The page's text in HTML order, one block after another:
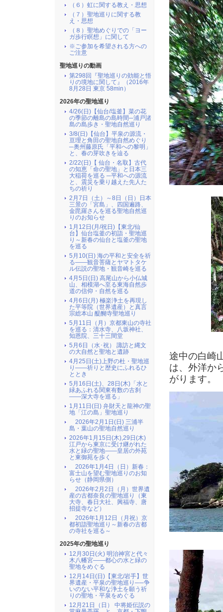
途中の白崎
は、外洋か
がります。
（６）虹に関する教え・思想
（７）聖地巡りに関する教
え・思想
（８）聖地めぐりでの「ヨー
ガ歩行瞑想」に関して
※ご参加を希望される方への
ご注意
聖地巡りの動画
第298回『聖地巡りの効能と悟
りの境地に関して』（2016年
8月28日 東京 58min）
2026年の聖地巡り
4/26(日)【仙台/塩釜】菜の花
の季節の離島の島時間─浦戸諸
島の島歩き・聖地自然巡り
3/8(日)【仙台】平泉の源流・
亘理と角田の聖地自然めぐり
─奥州藤原氏「平和への黎明」
と、春の芽吹きを辿る
2/22(日)【 仙台・名取】古代
の知恵「命の聖地」と日本三
大稲荷を巡る ─平和への源流
と、震災を乗り越えた先人た
ちの祈り
2月7日（土）～8日（日）日本
三景の「宮島」、四国遍路、
金毘羅さんを巡る聖地自然巡
りのお知らせ
1月12日(月/祝日)【東北/仙
台】仙台塩釜の初詣・聖地巡
り～新春の仙台と塩釜の聖地
を巡る
5月10(日) 海の平和と安全を祈
る――観音菩薩とヤマトタケ
ル伝説の聖地・観音崎を巡る
4月5日(日) 高尾山から小仏城
山、相模湖へ至る東海自然歩
道の信仰・自然を巡る
4月6日(月) 極楽浄土を再現し
た平等院（世界遺産）と真言
宗総本山 醍醐寺聖地巡り
5月11日（月）京都東山の寺社
を巡る：清水寺、八坂神社、
知恩院、三十三間堂
5月6日（水･祝） 諏訪と縄文
の大自然と聖地と遺跡
4月25日(土)上野の杜・聖地巡
り――祈りと歴史にふれるひ
ととき
5月16日(土)、28日(木)「水と
緑あふれる関東有数の古刹
――深大寺を巡る」
1月11日(日) 弁財天と龍神の聖
地「江の島」聖地巡り
2026年2月1日(日) 三浦半
島・葉山の聖地自然巡り
2026年1月15日(木),29日(木)
江戸から東京に受け継がれた
水と緑の聖地――皇居の外苑
と東御苑を歩く
2026年1月4日（日）新春：
富士山を望む聖地巡りのお知
らせ（静岡県側）
2026年2月2日（月）世界遺
産の古都奈良の聖地巡り（東
大寺、春日大社、興福寺、唐
招提寺など）
2026年1月12日（月祝）京
都初詣聖地巡り～新春の古都
の寺社を巡る～
2025年の聖地巡り
12月30日(火) 明治神宮と代々
木八幡宮――都心の水と緑の
聖地をめぐる
12月14日(日)【東北/岩手】世
界遺産・平泉の聖地巡り──争
いのない平和な浄土を願う祈
りの聖地・平泉をめぐる
12月21日（日） 中将姫伝説の